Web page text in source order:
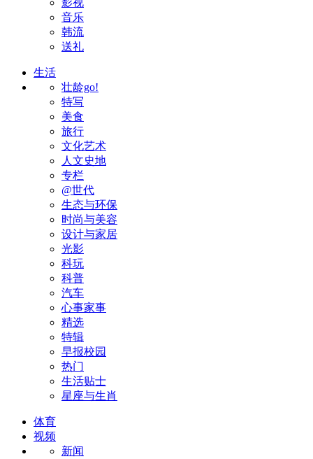
影视
音乐
韩流
送礼
生活
壮龄go!
特写
美食
旅行
文化艺术
人文史地
专栏
@世代
生态与环保
时尚与美容
设计与家居
光影
科玩
科普
汽车
心事家事
精选
特辑
早报校园
热门
生活贴士
星座与生肖
体育
视频
新闻